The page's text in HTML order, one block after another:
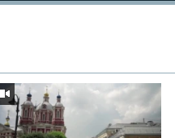
240p
720p